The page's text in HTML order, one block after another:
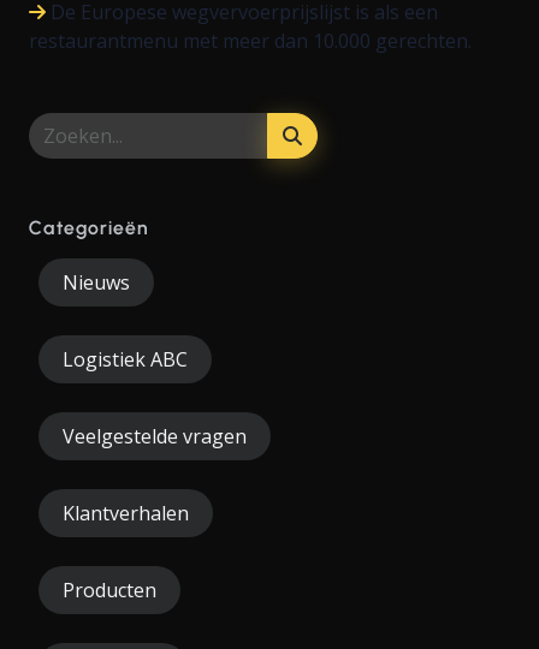
De Europese wegvervoerprijslijst is als een
restaurantmenu met meer dan 10.000 gerechten.
Categorieën
Nieuws
Logistiek ABC
Veelgestelde vragen
Klantverhalen
Producten